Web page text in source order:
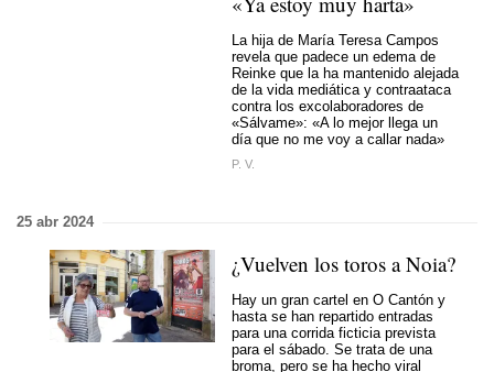
La hija de María Teresa Campos
revela que padece un edema de
Reinke que la ha mantenido alejada
de la vida mediática y contraataca
contra los excolaboradores de
«Sálvame»: «A lo mejor llega un
día que no me voy a callar nada»
P. V.
25 abr 2024
¿Vuelven los toros a Noia?
Hay un gran cartel en O Cantón y
hasta se han repartido entradas
para una corrida ficticia prevista
para el sábado. Se trata de una
broma, pero se ha hecho viral